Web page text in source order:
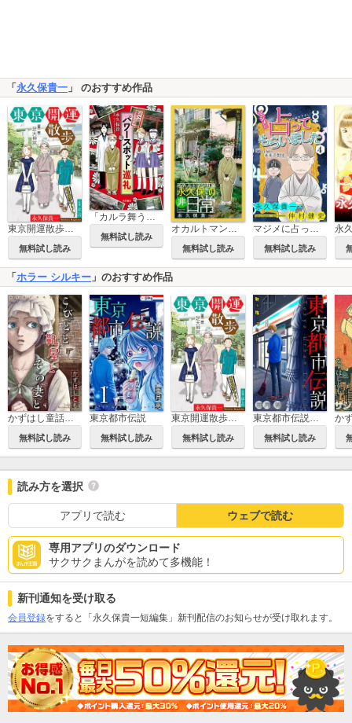
「 永久保貴一 」 のおすすめ作品
東京開運散歩［1話売り］
無料試し読み
「カルラ舞う！」式 パワースポット巡礼
無料試し読み
オカルトマンガ家 永久保先生の“非”日常［1話売り］
無料試し読み
マジメに占ってもらいました4 Over60の未来予想図［1話売り］
無料試し読み
「 ホラー シルキー 」のおすすめ作品
無料試し読み
東京都市伝説
無料試し読み 無料試し読み 無料試し読み
読み方を選択
アプリで読む ウェブで読む
専用アプリのダウンロード
サクサクまんがを読めて多機能！
新刊通知を受け取る
会員登録をすると「永久保貴一短編集」新刊配信のお知らせが受け取れます。